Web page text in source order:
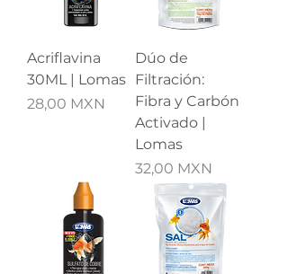
Acriflavina
30ML | Lomas
Precio
28,00 MXN
Dúo de
Filtración:
Fibra y Carbón
Activado |
Lomas
Precio
32,00 MXN